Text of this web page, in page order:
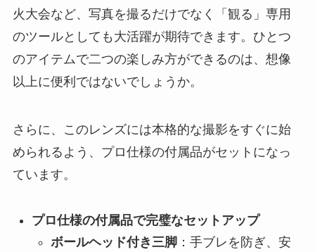
火大会など、写真を撮るだけでなく「観る」専用
のツールとしても大活躍が期待できます。ひとつ
のアイテムで二つの楽しみ方ができるのは、想像
以上に便利ではないでしょうか。
さらに、このレンズには本格的な撮影をすぐに始
められるよう、プロ仕様の付属品がセットになっ
ています。
プロ仕様の付属品で完璧なセットアップ
ボールヘッド付き三脚：手ブレを防ぎ、安